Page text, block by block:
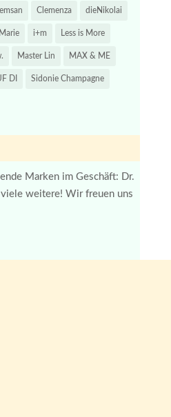
Clemenza dieNikolai
i+m Less is More
Master Lin MAX & ME
DI Sidonie Champagne
Marken im Geschäft: Dr.
viele weitere! Wir freuen uns